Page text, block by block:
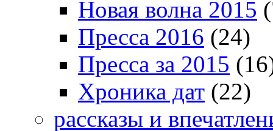
Новая волна 2015
Пресса 2016 (24)
Пресса за 2015
Хроника дат (22)
рассказы и